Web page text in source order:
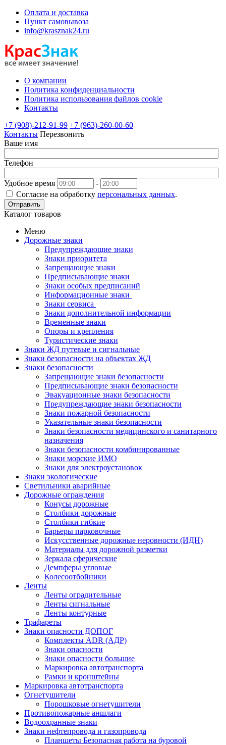
Оплата и доставка
Пункт самовывоза
info@krasznak24.ru
О компании
Политика конфиденциальности
Политика использования файлов cookie
Контакты
+7 (908)-212-91-99 +7 (963)-260-00-60
Контакты Перезвонить
Ваше имя
Телефон
Удобное время
-
Согласие на обработку персональных данных.
Отправить
Каталог товаров
Меню
Дорожные знаки
Предупреждающие знаки
Знаки приоритета
Запрещающие знаки
Предписывающие знаки
Знаки особых предписаний
Информационные знаки
Знаки сервиса
Знаки дополнительной информации
Временные знаки
Опоры и крепления
Туристические знаки
Знаки ЖД путевые и сигнальные
Знаки безопасности на объектах ЖД
Знаки безопасности
Запрещающие знаки безопасности
Предписывающие знаки безопасности
Эвакуационные знаки безопасности
Предупреждающие знаки безопасности
Знаки пожарной безопасности
Указательные знаки безопасности
Знаки безопасности медицинского и санитарного
назначения
Знаки безопасности комбинированные
Знаки морские ИМО
Знаки для электроустановок
Знаки экологические
Светильники аварийные
Дорожные ограждения
Конусы дорожные
Столбики дорожные
Столбики гибкие
Барьеры парковочные
Искусственные дорожные неровности (ИДН)
Материалы для дорожной разметки
Зеркала сферические
Демпферы угловые
Колесоотбойники
Ленты
Ленты оградительные
Ленты сигнальные
Ленты контурные
Трафареты
Знаки опасности ДОПОГ
Комплекты ADR (АДР)
Знаки опасности
Знаки опасности большие
Маркировка автотранспорта
Рамки и кронштейны
Маркировка автотранспорта
Огнетушители
Порошковые огнетушители
Противопожарные аншлаги
Водоохранные знаки
Знаки нефтепровода и газопровода
Планшеты Безопасная работа на буровой